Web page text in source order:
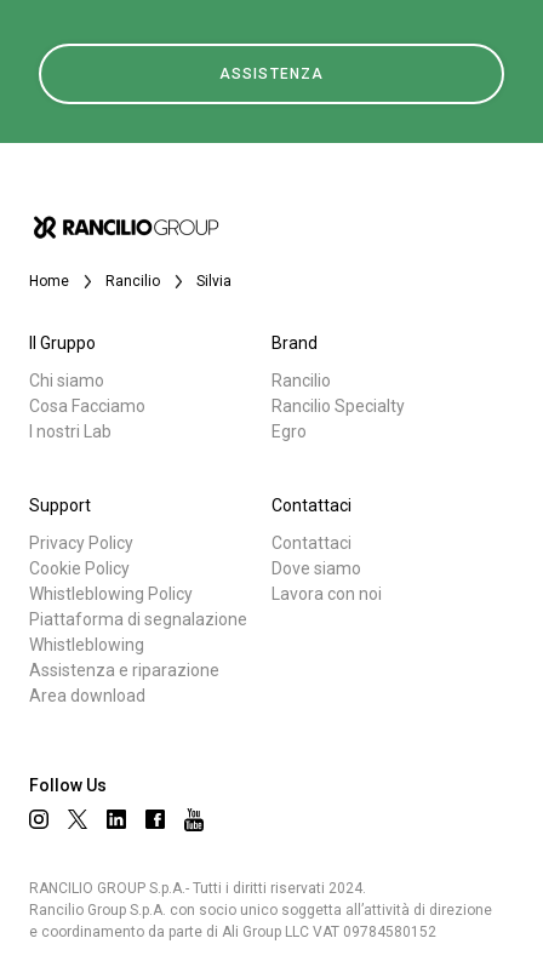
ASSISTENZA
Home Rancilio Silvia
Il Gruppo
Chi siamo
Cosa Facciamo
I nostri Lab
Brand
Rancilio
Rancilio Specialty
Egro
Support
Privacy Policy
Cookie Policy
Whistleblowing Policy
Piattaforma di segnalazione
Whistleblowing
Assistenza e riparazione
Area download
Contattaci
Contattaci
Dove siamo
Lavora con noi
Follow Us
RANCILIO GROUP S.p.A.- Tutti i diritti riservati 2024.
Rancilio Group S.p.A. con socio unico soggetta all’attività di direzione
e coordinamento da parte di Ali Group LLC VAT 09784580152